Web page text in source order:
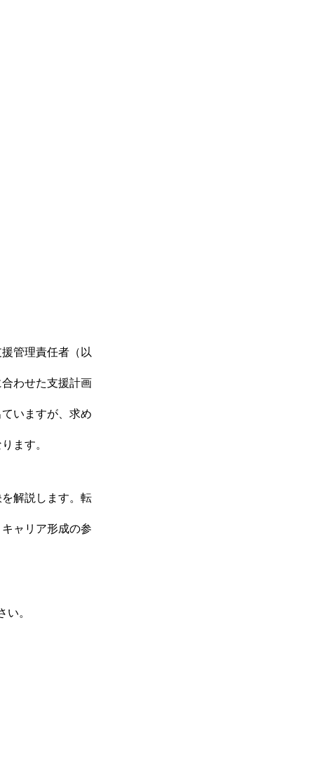
管理責任者（以
わせた支援計画
いますが、求め
ます。
解説します。転
ャリア形成の参
い。